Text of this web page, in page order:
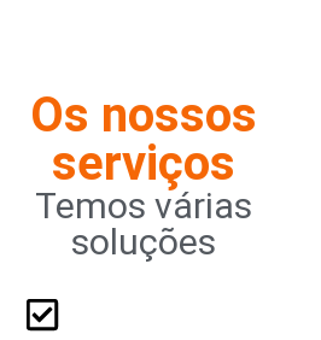
Os nossos
serviços
Temos várias
soluções